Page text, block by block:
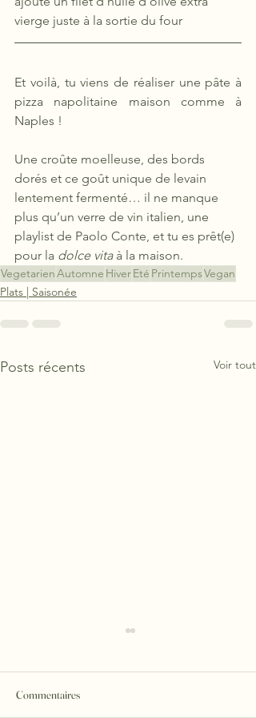
vierge juste à la sortie du four
Et voilà, tu viens de réaliser une pâte à
pizza napolitaine maison comme à
Naples !
Une croûte moelleuse, des bords
dorés et ce goût unique de levain
lentement fermenté… il ne manque
plus qu’un verre de vin italien, une
playlist de Paolo Conte, et tu es prêt(e)
pour la dolce vita à la maison.
VegetarienAutomne HiverEté PrintempsVegan
Plats | Saisonée
Posts récents Voir tout
Commentaires